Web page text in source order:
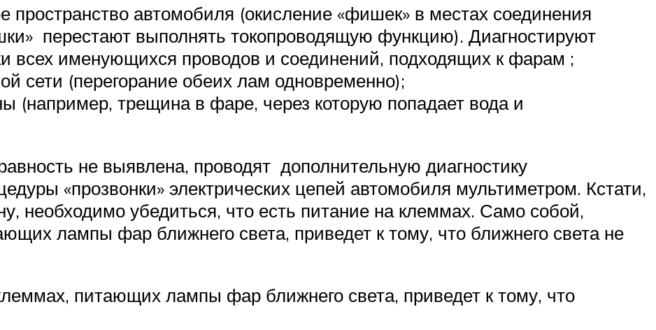
пространство автомобиля (окисление «фишек» в местах соединения
перестают выполнять токопроводящую функцию). Диагностируют
всех именующихся проводов и соединений, подходящих к фарам ;
сети (перегорание обеих лам одновременно);
(например, трещина в фаре, через которую попадает вода и
не выявлена, проводят дополнительную диагностику
«прозвонки» электрических цепей автомобиля мультиметром. Кстати,
необходимо убедиться, что есть питание на клеммах. Само собой,
лампы фар ближнего света, приведет к тому, что ближнего света не
питающих лампы фар ближнего света, приведет к тому, что